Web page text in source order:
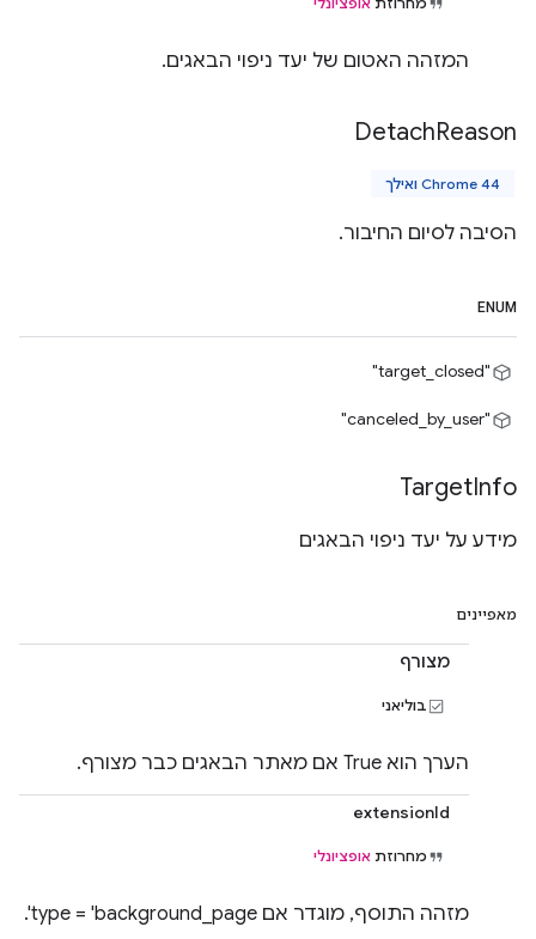
המזהה האטום של יעד ניפוי הבאגים.
DetachReason
Chrome 44 ואילך
הסיבה לסיום החיבור.
ENUM
"target_closed"
"canceled_by_user"
TargetInfo
מידע על יעד ניפוי הבאגים
מאפיינים
מצורף
בוליאני
הערך הוא True אם מאתר הבאגים כבר מצורף.
extensionId
מחרוזת אופציונלי
מזהה התוסף, מוגדר אם type = 'background_page'.